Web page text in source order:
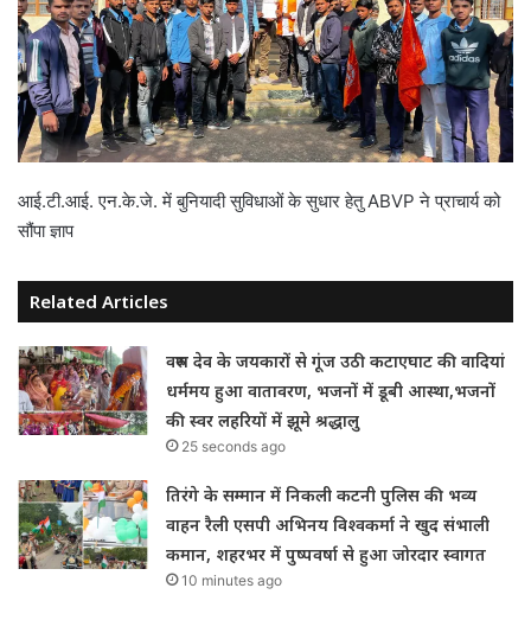
आई.टी.आई. एन.के.जे. में बुनियादी सुविधाओं के सुधार हेतु ABVP ने प्राचार्य को
सौंपा ज्ञाप
Related Articles
वरुण देव के जयकारों से गूंज उठी कटाएघाट की वादियां
धर्ममय हुआ वातावरण, भजनों में डूबी आस्था,भजनों
की स्वर लहरियों में झूमे श्रद्धालु
25 seconds ago
तिरंगे के सम्मान में निकली कटनी पुलिस की भव्य
वाहन रैली एसपी अभिनय विश्वकर्मा ने खुद संभाली
कमान, शहरभर में पुष्पवर्षा से हुआ जोरदार स्वागत
10 minutes ago